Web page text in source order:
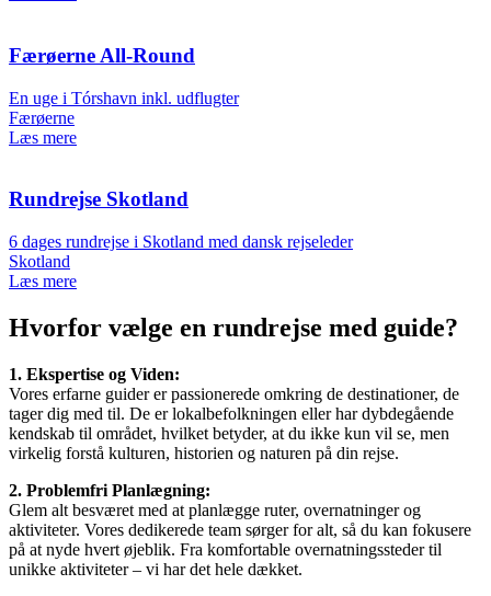
Færøerne All-Round
En uge i Tórshavn inkl. udflugter
Færøerne
Læs mere
Rundrejse Skotland
6 dages rundrejse i Skotland med dansk rejseleder
Skotland
Læs mere
Hvorfor vælge en rundrejse med guide?
1. Ekspertise og Viden:
Vores erfarne guider er passionerede omkring de destinationer, de
tager dig med til. De er lokalbefolkningen eller har dybdegående
kendskab til området, hvilket betyder, at du ikke kun vil se, men
virkelig forstå kulturen, historien og naturen på din rejse.
2. Problemfri Planlægning:
Glem alt besværet med at planlægge ruter, overnatninger og
aktiviteter. Vores dedikerede team sørger for alt, så du kan fokusere
på at nyde hvert øjeblik. Fra komfortable overnatningssteder til
unikke aktiviteter – vi har det hele dækket.